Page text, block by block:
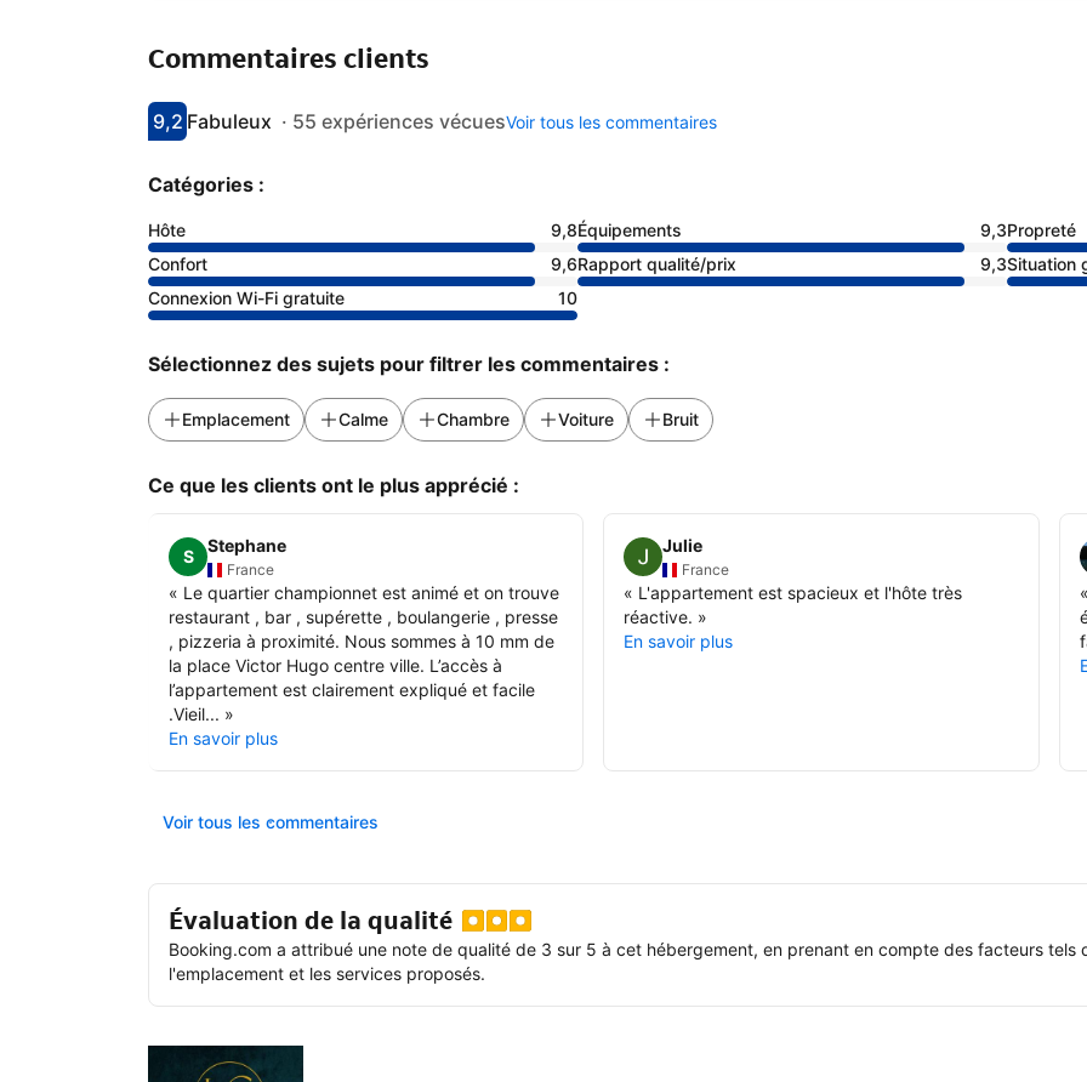
Commentaires clients
Avec une note de 9.2
9,2
fabuleuxFabuleux · 55 expériences vécuesVoir tous les commentaires
Catégories :
Hôte 9,8Équipements 9,3Propreté
Confort
9,6Rapport qualité/prix 9,3Situation
Connexion Wi-Fi gratuite
10
Sélectionnez des sujets pour filtrer les commentaires :
Emplacement Calme Chambre Voiture Bruit
Ce que les clients ont le plus apprécié :
S
Stephane
France
« Le quartier championnet est animé et on trouve
restaurant , bar , supérette , boulangerie , presse
, pizzeria à proximité. Nous sommes à 10 mm de
la place Victor Hugo centre ville. L’accès à
l’appartement est clairement expliqué et facile
.Vieil... »
En savoir plus
Julie
France
« L'appartement est spacieux et l'hôte très
réactive. »
En savoir plus
«
Voir tous les commentaires
Évaluation de la qualité
Booking.com a attribué une note de qualité de 3 sur 5 à cet hébergement, en prenant en compte des facteurs tels
l'emplacement et les services proposés.